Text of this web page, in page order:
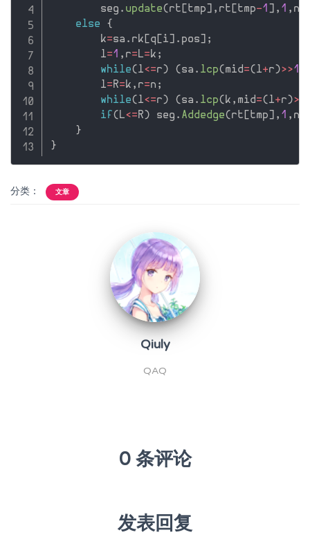
        seg
. update( rt tmp , rt tmp-1 , 1 , n
else
{
        k
=sa . rk q i . pos
;
        l
=1 , r= L= k ;
while( l<=r ) ( sa . lcp( mid =( l+r )>>1
        l
= R= k , r=n ;
while( l<=r ) ( sa . lcp( k , mid =( l+r )>>
if ( L<= R ) seg . Addedge( rt tmp , 1 , n
}
}
分类： 文章
Qiuly
QAQ
0 条评论
发表回复